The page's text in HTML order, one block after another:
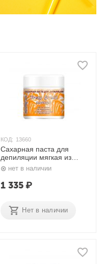
КОД: 13660
Сахарная паста для
депиляции мягкая из
тростникового сахара с
маслом авокадо 1500 мл.
Frezy Gran'd
нет в наличии
1 335₽
Нет в наличии